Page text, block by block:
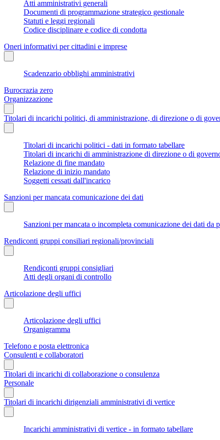
Atti amministrativi generali
Documenti di programmazione strategico gestionale
Statuti e leggi regionali
Codice disciplinare e codice di condotta
Oneri informativi per cittadini e imprese
Scadenzario obblighi amministrativi
Burocrazia zero
Organizzazione
Titolari di incarichi politici, di amministrazione, di direzione o di
Titolari di incarichi politici - dati in formato tabellare
Titolari di incarichi di amministrazione di direzione o di
Relazione di fine mandato
Relazione di inizio mandato
Soggetti cessati dall'incarico
Sanzioni per mancata comunicazione dei dati
Sanzioni per mancata o incompleta comunicazione dei dati
Rendiconti gruppi consiliari regionali/provinciali
Rendiconti gruppi consigliari
Atti degli organi di controllo
Articolazione degli uffici
Articolazione degli uffici
Organigramma
Telefono e posta elettronica
Consulenti e collaboratori
Titolari di incarichi di collaborazione o consulenza
Personale
Titolari di incarichi dirigenziali amministrativi di vertice
Incarichi amministrativi di vertice - in formato tabellare